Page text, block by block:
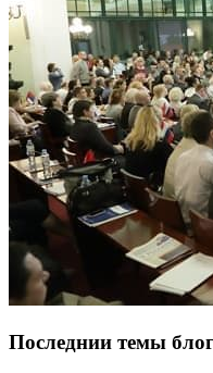
Последнии темы